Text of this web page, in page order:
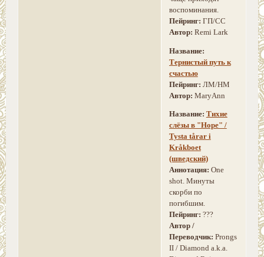
воспоминания.
Пейринг: ГП/СС
Автор: Remi Lark
Название:
Тернистый путь к
счастью
Пейринг: ЛМ/НМ
Автор: MaryAnn
Название: Тихие
слёзы в "Норе" /
Tysta tårar i
Kråkboet
(шведский)
Аннотация: One
shot. Минуты
скорби по
погибшим.
Пейринг: ???
Автор /
Переводчик: Prongs
II / Diamond a.k.a.